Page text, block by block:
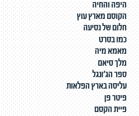
היפה והחיה
הקוסם מארץ עוץ
חלום של נסיעה
כמו בסרט
מאמא מיה
מלך סיאם
ספר הג'ונגל
עליסה בארץ הפלאות
פיטר פן
פיית הקסם